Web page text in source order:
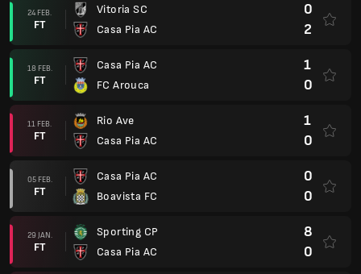
24 FEB.
FT
Vitoria SC
Casa Pia AC
0
2
18 FEB.
FT
Casa Pia AC
FC Arouca
1
0
11 FEB.
FT
Rio Ave
Casa Pia AC
1
0
05 FEB.
FT
Casa Pia AC
Boavista FC
0
0
29 JAN.
FT
Sporting CP
Casa Pia AC
8
0